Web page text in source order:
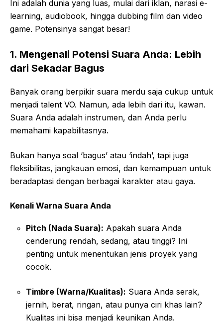
Ini adalah dunia yang luas, mulai dari iklan, narasi e-
learning, audiobook, hingga dubbing film dan video
game. Potensinya sangat besar!
1. Mengenali Potensi Suara Anda: Lebih
dari Sekadar Bagus
Banyak orang berpikir suara merdu saja cukup untuk
menjadi talent VO. Namun, ada lebih dari itu, kawan.
Suara Anda adalah instrumen, dan Anda perlu
memahami kapabilitasnya.
Bukan hanya soal ‘bagus’ atau ‘indah’, tapi juga
fleksibilitas, jangkauan emosi, dan kemampuan untuk
beradaptasi dengan berbagai karakter atau gaya.
Kenali Warna Suara Anda
Pitch (Nada Suara): Apakah suara Anda
cenderung rendah, sedang, atau tinggi? Ini
penting untuk menentukan jenis proyek yang
cocok.
Timbre (Warna/Kualitas): Suara Anda serak,
jernih, berat, ringan, atau punya ciri khas lain?
Kualitas ini bisa menjadi keunikan Anda.